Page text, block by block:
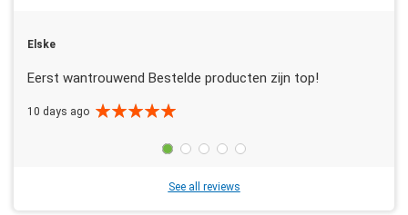
Elske
Eerst wantrouwend Bestelde producten zijn top!
10 days ago
See all reviews